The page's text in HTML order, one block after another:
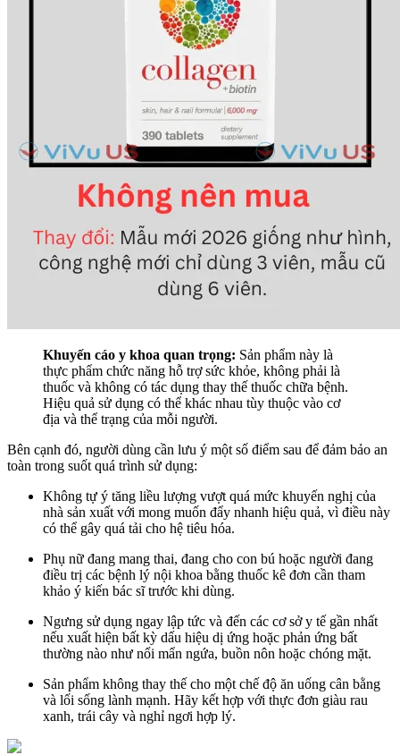
Khuyến cáo y khoa quan trọng: Sản phẩm này là
thực phẩm chức năng hỗ trợ sức khỏe, không phải là
thuốc và không có tác dụng thay thế thuốc chữa bệnh.
Hiệu quả sử dụng có thể khác nhau tùy thuộc vào cơ
địa và thể trạng của mỗi người.
Bên cạnh đó, người dùng cần lưu ý một số điểm sau để đảm bảo an
toàn trong suốt quá trình sử dụng:
Không tự ý tăng liều lượng vượt quá mức khuyến nghị của
nhà sản xuất với mong muốn đẩy nhanh hiệu quả, vì điều này
có thể gây quá tải cho hệ tiêu hóa.
Phụ nữ đang mang thai, đang cho con bú hoặc người đang
điều trị các bệnh lý nội khoa bằng thuốc kê đơn cần tham
khảo ý kiến bác sĩ trước khi dùng.
Ngưng sử dụng ngay lập tức và đến các cơ sở y tế gần nhất
nếu xuất hiện bất kỳ dấu hiệu dị ứng hoặc phản ứng bất
thường nào như nổi mẩn ngứa, buồn nôn hoặc chóng mặt.
Sản phẩm không thay thế cho một chế độ ăn uống cân bằng
và lối sống lành mạnh. Hãy kết hợp với thực đơn giàu rau
xanh, trái cây và nghỉ ngơi hợp lý.